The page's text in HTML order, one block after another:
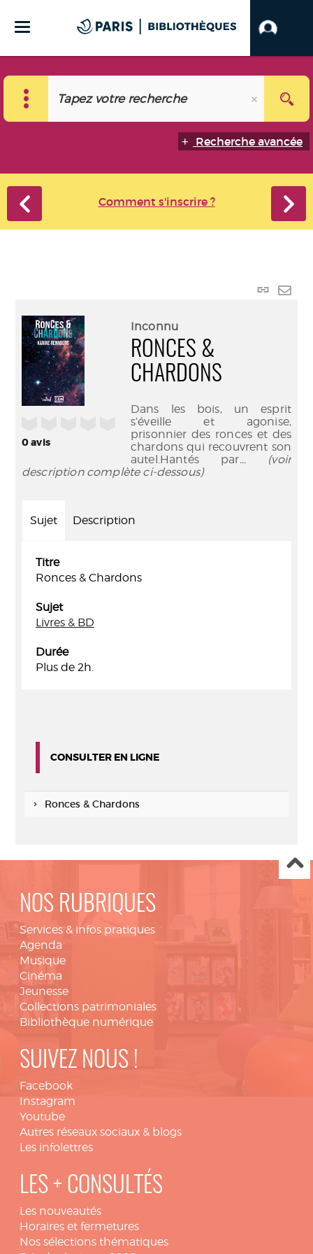
Recherche avancée
Comment s'inscrire ?
Lien
0avis
Inconnu
RONCES &
CHARDONS
Dans les bois, un esprit
s’éveille et agonise,
prisonnier des ronces et des
chardons qui recouvrent son
autel.Hantés par... (voir
description complète ci-dessous)
Sujet Description
Titre
Ronces & Chardons
Sujet
Livres & BD
Durée
Plus de 2h.
CONSULTER EN LIGNE
Ronces & Chardons
NOS RUBRIQUES
Services & infos pratiques
Agenda
Musique
Cinéma
Jeunesse
Collections patrimoniales
Bibliothèque numérique
SUIVEZ NOUS !
Facebook
Instagram
Youtube
Autres réseaux sociaux & blogs
Les infolettres
LES + CONSULTÉS
Les nouveautés
Horaires et fermetures
Nos sélections thématiques